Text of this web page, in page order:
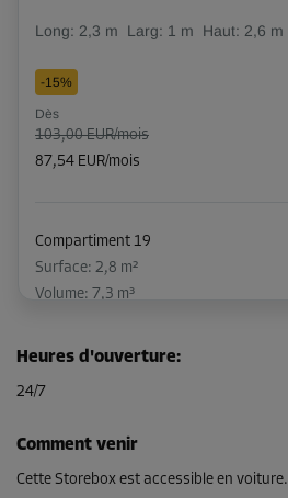
Long: 2,3 m Larg: 1 m Haut: 2,6 m
-15%
Dès
103,00 EUR/mois
87,54 EUR/mois
Compartiment 19
Surface: 2,8 m²
Volume: 7,3 m³
-15%
118,00 EUR/mois
100,29 EUR/mois
Heures d'ouverture:
24/7
Comment venir
Cette Storebox est accessible en voiture.